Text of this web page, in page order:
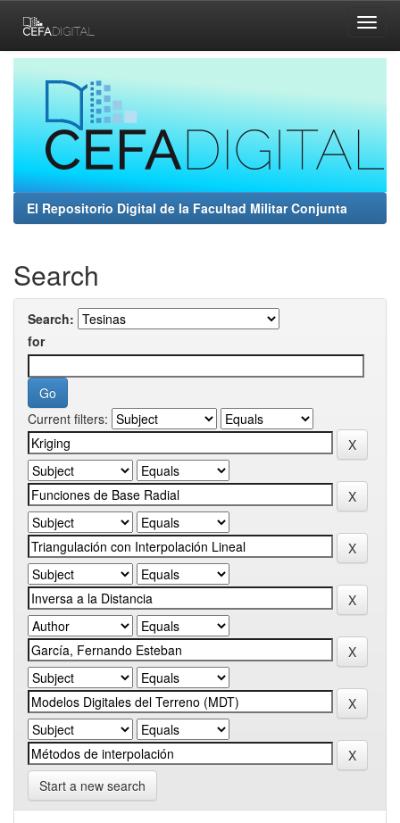
navigation
El Repositorio Digital de la Facultad Militar Conjunta
Search
Search:
for
Current filters:
Start a new search